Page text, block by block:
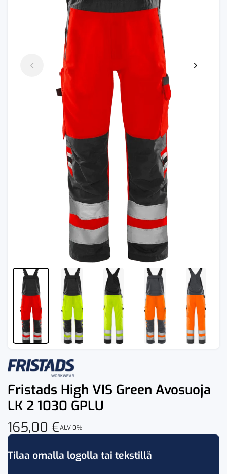
Fristads High VIS Green Avosuoja
LK 2 1030 GPLU
165,00 €ALV 0%
Tilaa omalla logolla tai tekstillä